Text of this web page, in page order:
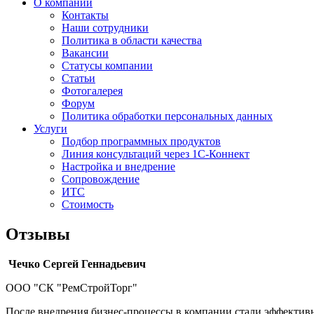
О компании
Контакты
Наши сотрудники
Политика в области качества
Вакансии
Cтатусы компании
Статьи
Фотогалерея
Форум
Политика обработки персональных данных
Услуги
Подбор программных продуктов
Линия консультаций через 1С-Коннект
Настройка и внедрение
Сопровождение
ИТС
Стоимость
Отзывы
Чечко Сергей Геннадьевич
ООО "СК "РемСтройТорг"
После внедрения бизнес-процессы в компании стали